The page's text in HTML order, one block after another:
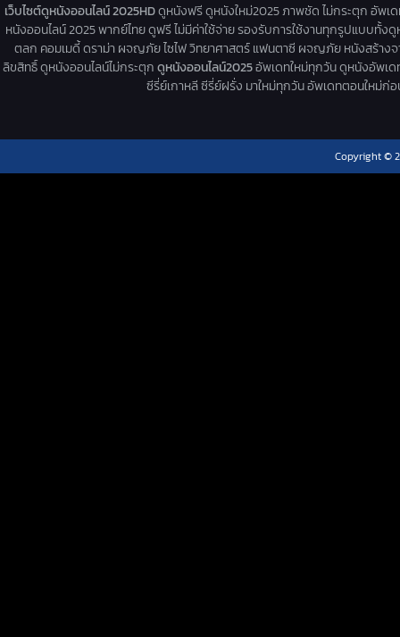
เว็บไซต์ดูหนังออนไลน์ 2025HDดูหนังฟรี ดูหนังใหม่2025 ภาพชัด ไม่กระตุก อัพเ
หนังออนไลน์ 2025 พากย์ไทย ดูฟรี ไม่มีค่าใช้จ่าย รองรับการใช้งานทุกรูปแบบทั้
ตลก คอมเมดี้ ดราม่า ผจญภัย ไซไฟ วิทยาศาสตร์ แฟนตาซี ผจญภัย หนังสร้างจ
ลิขสิทธิ์ ดูหนังออนไลน์ไม่กระตุกดูหนังออนไลน์2025อัพเดทใหม่ทุกวัน ดูหนังอัพเด
ซีรี่ย์เกาหลี ซีรี่ย์ฝรั่ง มาใหม่ทุกวัน อัพเดทตอนใหม่ก่
Copyright ©